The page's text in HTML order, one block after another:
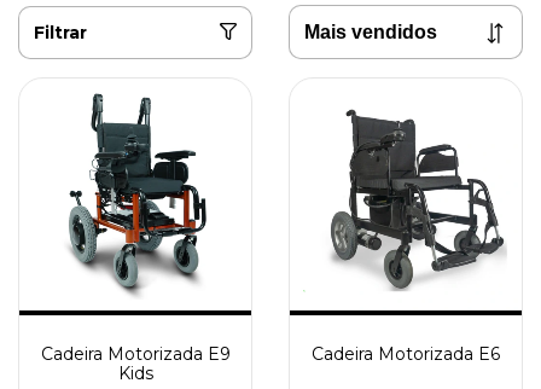
Filtrar
Cadeira Motorizada E9
Kids
Cadeira Motorizada E6